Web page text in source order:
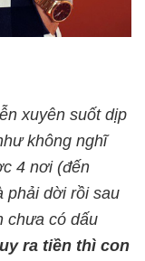
xuyên suốt dịp
không nghĩ
4 nơi (đến
phải dời rồi sau
chưa có dấu
ra tiền thì con